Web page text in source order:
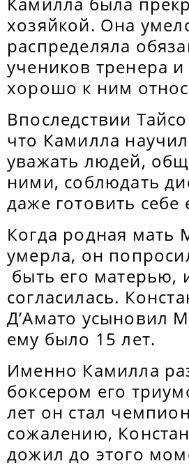
хозяйкой. Она
распределяла
учеников тренера
хорошо к ним
Впоследствии
что Камилла
уважать людей,
ними, соблюдать
даже готовить себе
Когда родная мать
умерла, он
быть его матерью,
согласилась.
Д’Амато усыновил
ему было 15 лет.
Именно Камилла
боксером его
лет он стал
сожалению,
дожил до этого